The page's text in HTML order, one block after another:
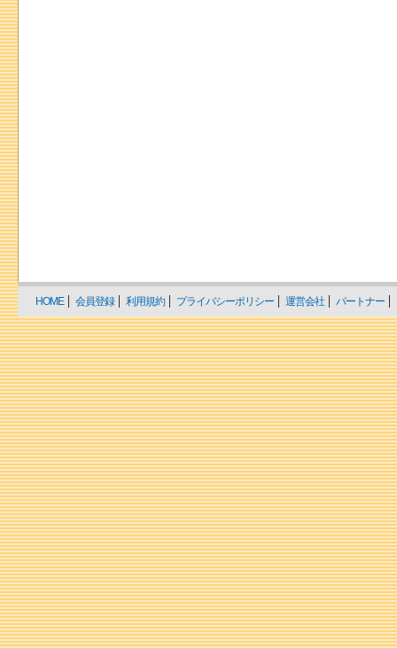
HOME 会員登録 利用規約 プライバシーポリシー 運営会社 パートナー